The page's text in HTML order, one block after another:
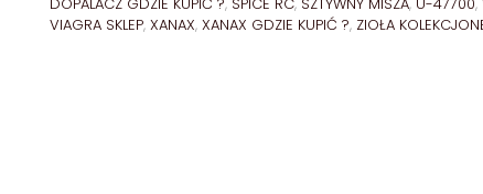
VIAGRA SKLEP, XANAX, XANAX GDZIE KUPIĆ ?, ZIOŁA